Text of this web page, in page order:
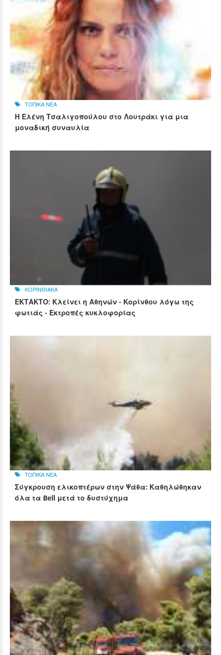
ΤΟΠΙΚΑ ΝΕΑ
Η Ελένη Τσαλιγοπούλου στο Λουτράκι για μια
μοναδική συναυλία
ΚΟΡΙΝΘΙΑΚΑ
ΕΚΤΑΚΤΟ: Κλείνει η Αθηνών - Κορίνθου λόγω της
φωτιάς - Εκτροπές κυκλοφορίας
ΤΟΠΙΚΑ ΝΕΑ
Σύγκρουση ελικοπτέρων στην Ψάθα: Καθηλώθηκαν
όλα τα Bell μετά το δυστύχημα